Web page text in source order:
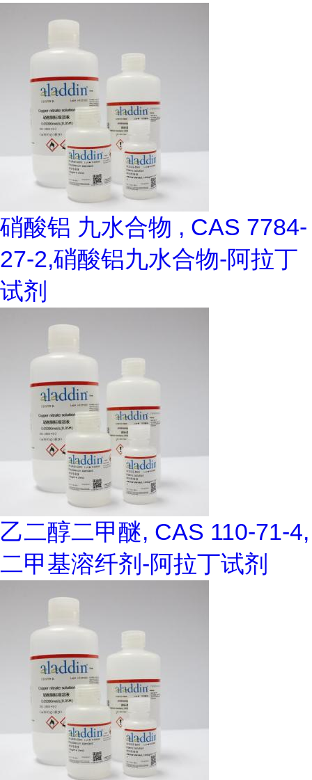
硝酸铝 九水合物 , CAS 7784-
27-2,硝酸铝九水合物-阿拉丁
试剂
乙二醇二甲醚, CAS 110-71-4,
二甲基溶纤剂-阿拉丁试剂